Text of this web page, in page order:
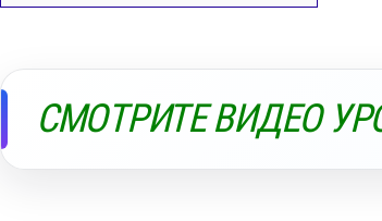
СМОТРИТЕ ВИДЕО